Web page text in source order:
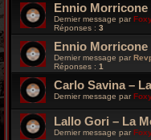
Ennio Morricone
Dernier message par
Réponses : 3
Ennio Morricone
Dernier message par
Réponses : 1
Carlo Savina –
Dernier message par
Lallo Gori – La
Dernier message par